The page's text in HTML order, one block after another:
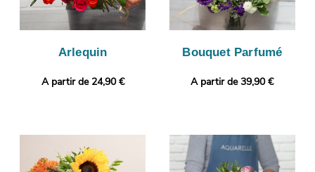
Arlequin
A partir de 24,90 €
Bouquet Parfumé
A partir de 39,90 €